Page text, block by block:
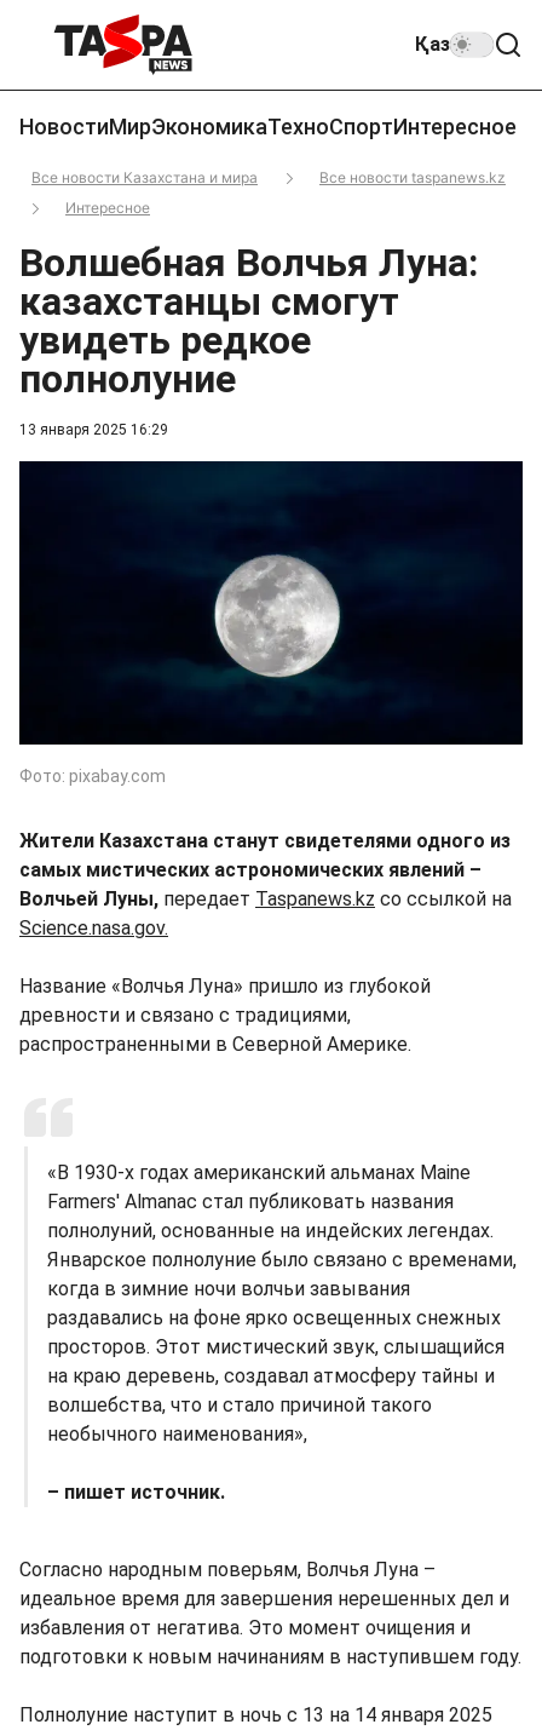
Қаз
НовостиМирЭкономикаТехноСпортИнтересное
Все новости Казахстана и мира
Все новости taspanews.kz
Интересное
13 января 2025 16:29
Волшебная Волчья Луна:
казахстанцы смогут
увидеть редкое
полнолуние
Фото: pixabay.com
Жители Казахстана станут свидетелями одного из
самых мистических астрономических явлений –
Волчьей Луны, передает Taspanews.kz со ссылкой на
Science.nasa.gov.
Название «Волчья Луна» пришло из глубокой
древности и связано с традициями,
распространенными в Северной Америке.
«В 1930-х годах американский альманах Maine
Farmers' Almanac стал публиковать названия
полнолуний, основанные на индейских легендах.
Январское полнолуние было связано с временами,
когда в зимние ночи волчьи завывания
раздавались на фоне ярко освещенных снежных
просторов. Этот мистический звук, слышащийся
на краю деревень, создавал атмосферу тайны и
волшебства, что и стало причиной такого
необычного наименования»,
– пишет источник.
Согласно народным поверьям, Волчья Луна –
идеальное время для завершения нерешенных дел и
избавления от негатива. Это момент очищения и
подготовки к новым начинаниям в наступившем году.
Полнолуние наступит в ночь с 13 на 14 января 2025